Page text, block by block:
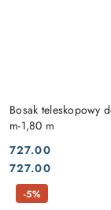
Bosak teleskopowy
m-1,80 m
Cena:
727.00
Cena:
727.00
-5%